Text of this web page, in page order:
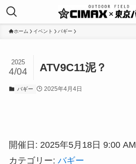
ホーム イベント バギー
ATV9C11泥？
2025
4/04
バギー 2025年4月4日
開催日: 2025年5月18日 9:00 AM
カテゴリー: バギー